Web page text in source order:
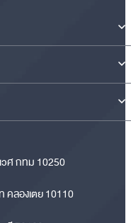
วศ กทม 10250
คลองเตย 10110